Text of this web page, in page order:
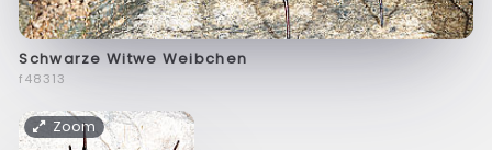
Schwarze Witwe Weibchen
f48313
Zoom